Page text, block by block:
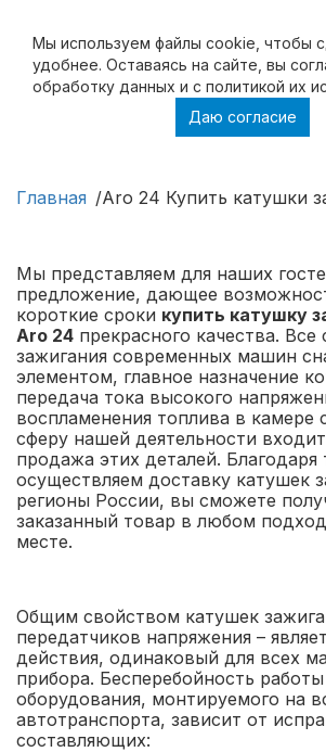
Мы используем файлы cookie, чтобы
удобнее. Оставаясь на сайте, вы
обработку данных и с политикой их
Даю согласие
Aro 24 Купить катушки
Главная Aro 24 Купить катушки
Мы представляем для наших
предложение, дающее
короткие сроки купить катушку
Aro 24 прекрасного качества. Все
зажигания современных машин
элементом, главное назначение
передача тока высокого
воспламенения топлива в камере
сферу нашей деятельности
продажа этих деталей.
осуществляем доставку катушек
регионы России, вы сможете
заказанный товар в любом
месте.
Общим свойством катушек
передатчиков напряжения –
действия, одинаковый для всех
прибора. Бесперебойность работы
оборудования, монтируемого на
автотранспорта, зависит от
составляющих: